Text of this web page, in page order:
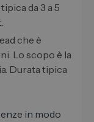
da 3 a 5
che è
Lo scopo è la
Durata tipica
in modo